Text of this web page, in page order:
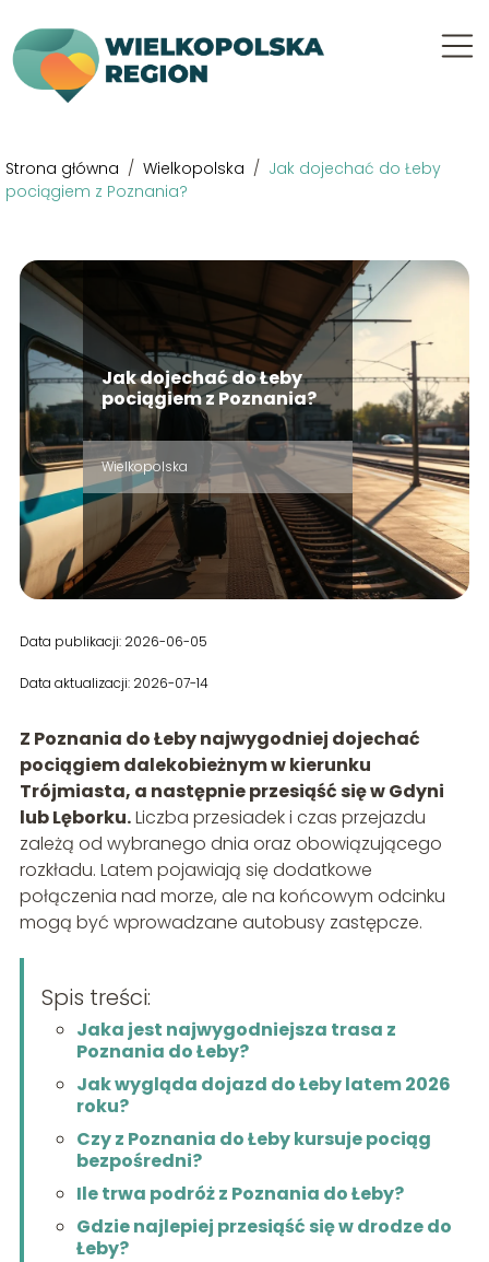
Strona główna / Wielkopolska / Jak dojechać do Łeby
pociągiem z Poznania?
Jak dojechać do Łeby
pociągiem z Poznania?
Wielkopolska
Data publikacji: 2026-06-05
Data aktualizacji: 2026-07-14
Z Poznania do Łeby najwygodniej dojechać
pociągiem dalekobieżnym w kierunku
Trójmiasta, a następnie przesiąść się w Gdyni
lub Lęborku.Liczba przesiadek i czas przejazdu
zależą od wybranego dnia oraz obowiązującego
rozkładu. Latem pojawiają się dodatkowe
połączenia nad morze, ale na końcowym odcinku
mogą być wprowadzane autobusy zastępcze.
Spis treści:
Jaka jest najwygodniejsza trasa z
Poznania do Łeby?
Jak wygląda dojazd do Łeby latem 2026
roku?
Czy z Poznania do Łeby kursuje pociąg
bezpośredni?
Ile trwa podróż z Poznania do Łeby?
Gdzie najlepiej przesiąść się w drodze do
Łeby?